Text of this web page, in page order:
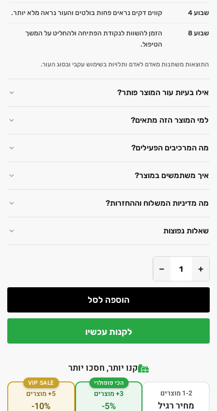
שבוע 4 קווים דקים נראים פחות בולטים והעור נראה מלא יותר.
שבוע 8
הזמן להשוות לנקודת הפתיחה ולהחליט על המשך
הטיפול.
התוצאות משתנות מאדם לאדם ותלויות בשימוש עקבי ובסוג העור.
אילו בעיות עור המוצר פותר?
למי המוצר הזה מתאים?
מה המרכיבים הפעילים?
איך משתמשים במוצר?
מה מדיניות המשלוח וההחזרות?
שאלות נפוצות
+
−
הוספה לסל
לקנות עכשיו
קנו יותר, חסכו יותר
1-2 מוצרים
מחיר רגיל
הכי פופולרי
3+ מוצרים
-5%
VIP SALE
5+ מוצרים
-10%